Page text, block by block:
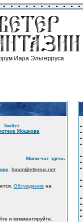
Иара Эльтерруса
Twitter
Мошкова
Мини-чат здесь
forum@elterrus.net
Обсуждение на
и комментируйте.
•
•
•
•
•
•
•
•
•
•
•
•
•